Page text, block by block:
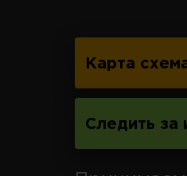
Карта
Следить за